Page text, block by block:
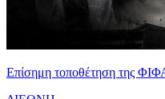
Επίσημη τοποθέτηση της ΦΙΦΑ